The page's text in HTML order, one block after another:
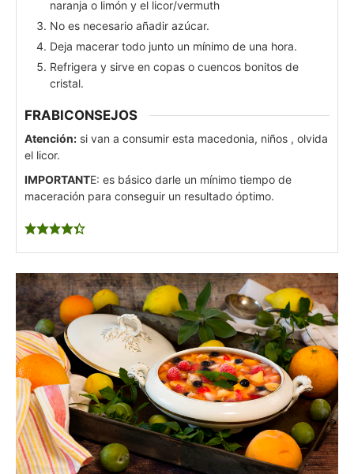
naranja o limón y el licor/vermuth
No es necesario añadir azúcar.
Deja macerar todo junto un mínimo de una hora.
Refrigera y sirve en copas o cuencos bonitos de
cristal.
FRABICONSEJOS
Atención: si van a consumir esta macedonia, niños , olvida
el licor.
IMPORTANTE: es básico darle un mínimo tiempo de
maceración para conseguir un resultado óptimo.